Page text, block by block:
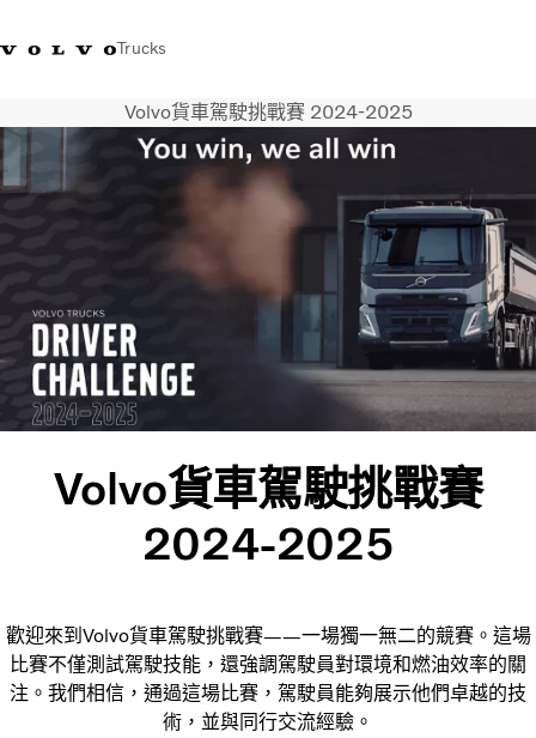
Trucks
WhatsApp 3713 1738售服專線 3713 1788Volvo Trucks 商店
運輸解決方案
News
關於我們
聯絡我們
IAL 電子報
Volvo貨車駕駛挑戰賽 2024-2025
Volvo貨車駕駛挑戰賽
2024-2025
歡迎來到Volvo貨車駕駛挑戰賽——一場獨一無二的競賽。這場
比賽不僅測試駕駛技能，還強調駕駛員對環境和燃油效率的關
注。我們相信，通過這場比賽，駕駛員能夠展示他們卓越的技
術，並與同行交流經驗。